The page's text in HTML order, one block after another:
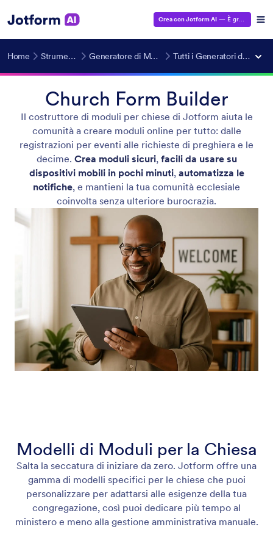
Crea con Jotform AI — È gratuito!
Home Strumenti AI Generatore di Moduli IA Tutti i Generatori di Moduli
Church Form Builder
Il costruttore di moduli per chiese di Jotform aiuta le
comunità a creare moduli online per tutto: dalle
registrazioni per eventi alle richieste di preghiera e le
decime. Crea moduli sicuri, facili da usare su
dispositivi mobili in pochi minuti, automatizza le
notifiche, e mantieni la tua comunità ecclesiale
coinvolta senza ulteriore burocrazia.
Modelli di Moduli per la Chiesa
Salta la seccatura di iniziare da zero. Jotform offre una
gamma di modelli specifici per le chiese che puoi
personalizzare per adattarsi alle esigenze della tua
congregazione, così puoi dedicare più tempo al
ministero e meno alla gestione amministrativa manuale.